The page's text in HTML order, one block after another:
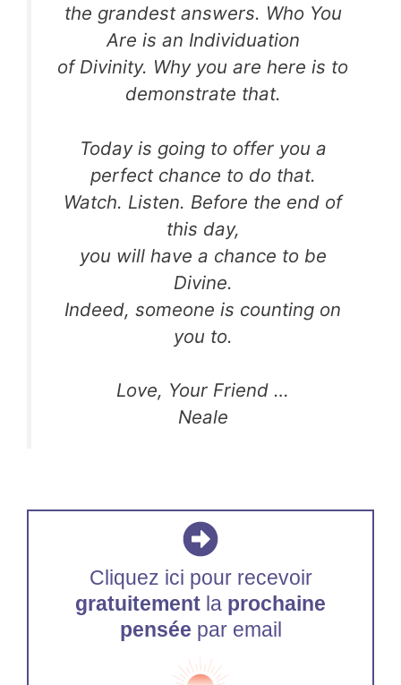
the grandest answers. Who You
Are is an Individuation
of Divinity. Why you are here is to
demonstrate that.
Today is going to offer you a
perfect chance to do that.
Watch. Listen. Before the end of
this day,
you will have a chance to be
Divine.
Indeed, someone is counting on
you to.
Love, Your Friend …
Neale
Cliquez ici pour recevoir
gratuitement la prochaine
pensée par email